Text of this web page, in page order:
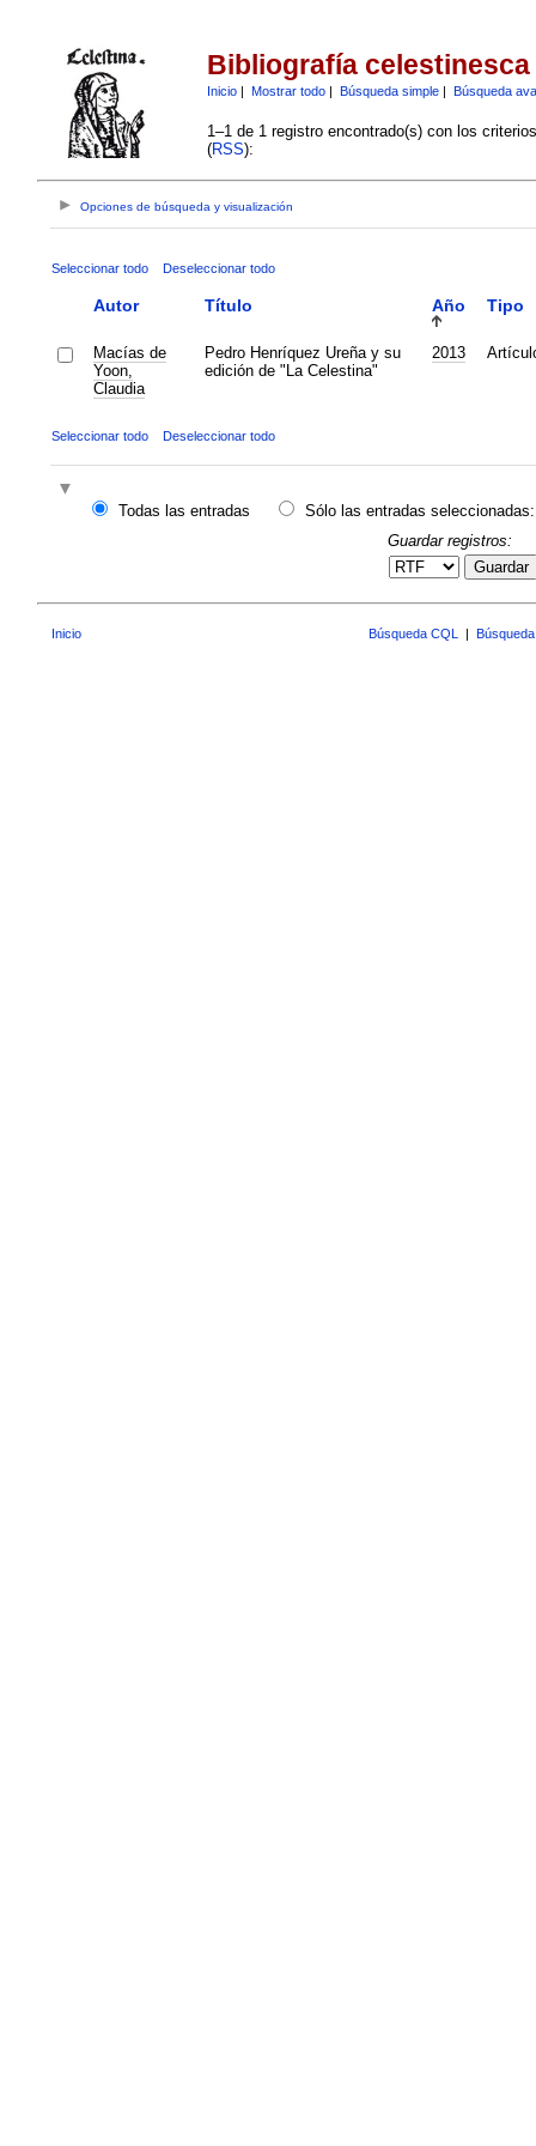
Bibliografía celestinesca
Inicio| Mostrar todo| Búsqueda simple| Búsqueda
1–1 de 1 registro encontrado(s) con los
(RSS):
Opciones de búsqueda y visualización
Seleccionar todo Deseleccionar todo
Autor Título Año Tipo
Macías de
Yoon,
Claudia
Pedro Henríquez Ureña y su
edición de "La Celestina"
2013
Seleccionar todo Deseleccionar todo
Todas las entradas
Sólo las entradas seleccionadas:
Guardar registros:
Guardar
Inicio Búsqueda CQL